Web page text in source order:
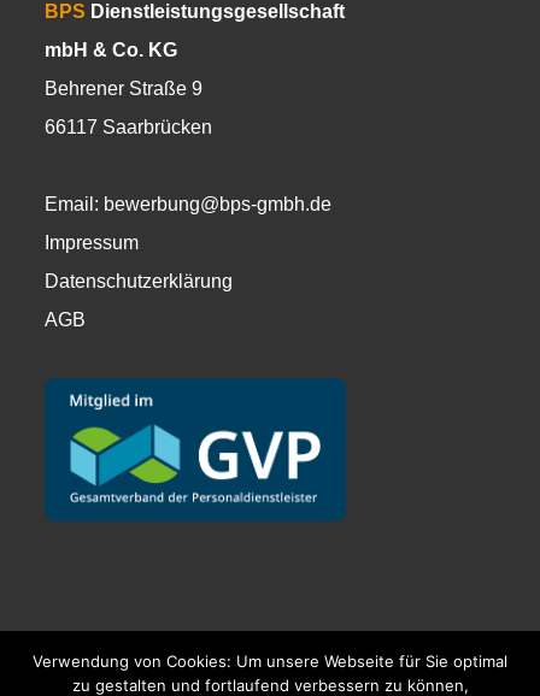
BPS Dienstleistungsgesellschaft
mbH & Co. KG
Behrener Straße 9
66117 Saarbrücken
Email: bewerbung@bps-gmbh.de
Impressum
Datenschutzerklärung
AGB
Verwendung von Cookies: Um unsere Webseite für Sie optimal
zu gestalten und fortlaufend verbessern zu können,